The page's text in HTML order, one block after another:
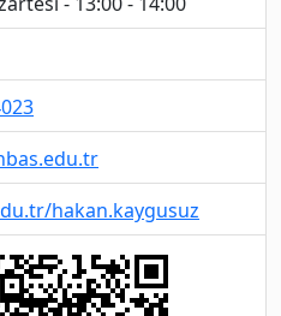
hakan.kaygusuz